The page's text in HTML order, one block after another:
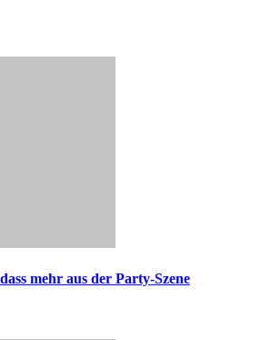
mehr aus der Party-Szene